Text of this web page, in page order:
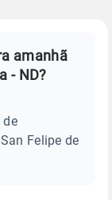
amanhã
- ND?
de
Felipe de